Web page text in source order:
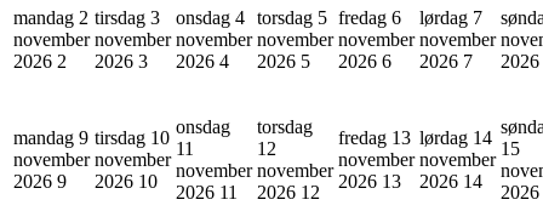
mandag 2
november
2026 2
tirsdag 3
november
2026 3
onsdag 4
november
2026 4
torsdag 5
november
2026 5
fredag 6
november
2026 6
lørdag 7
november
2026 7
2026
mandag 9
november
2026 9
tirsdag 10
november
2026 10
onsdag
11
november
2026 11
torsdag
12
november
2026 12
fredag 13
november
2026 13
lørdag 14
november
2026 14
15
2026